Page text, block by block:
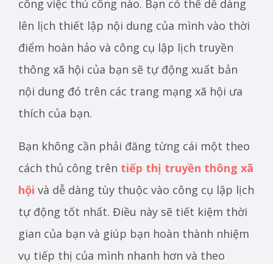
công việc thủ công nào. Bạn có thể dễ dàng
lên lịch thiết lập nội dung của mình vào thời
điểm hoàn hảo và công cụ lập lịch truyền
thông xã hội của bạn sẽ tự động xuất bản
nội dung đó trên các trang mạng xã hội ưa
thích của bạn.
Bạn không cần phải đăng từng cái một theo
cách thủ công trên tiếp thị truyền thông xã
hội và dễ dàng tùy thuộc vào công cụ lập lịch
tự động tốt nhất. Điều này sẽ tiết kiệm thời
gian của bạn và giúp bạn hoàn thành nhiệm
vụ tiếp thị của mình nhanh hơn và theo